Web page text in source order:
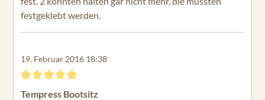
festgeklebt werden.
19. Februar 2016 18:38
Bewertung mit 5 von 5 Sternen
Tempress Bootsitz